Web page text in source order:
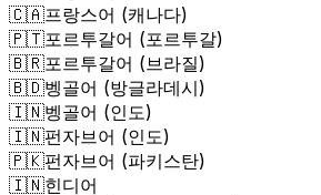
🇨🇦프랑스어 (캐나다)
🇵🇹포르투갈어 (포르투갈)
🇧🇷포르투갈어 (브라질)
🇧🇩벵골어 (방글라데시)
🇮🇳벵골어 (인도)
🇮🇳펀자브어 (인도)
🇵🇰펀자브어 (파키스탄)
🇮🇳힌디어